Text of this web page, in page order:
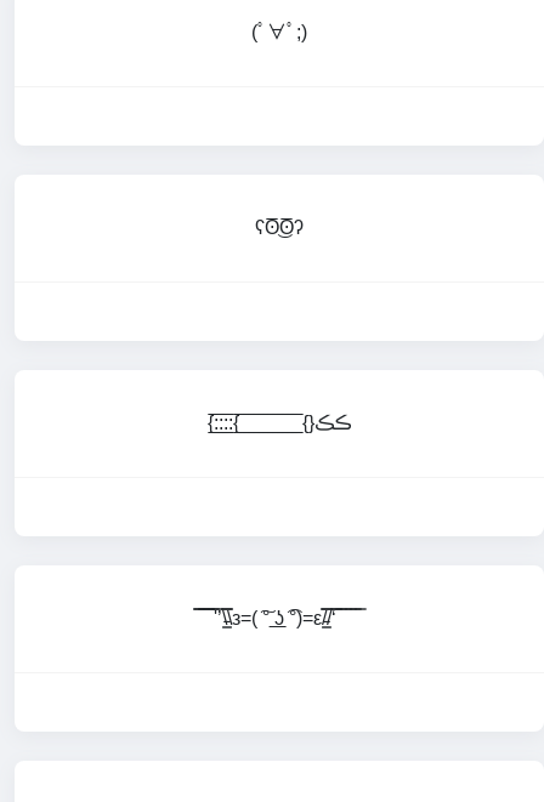
(ﾟ∀ﾟ;)
ʕʘ̅͜ʘ̅ʔ
{:̲̅:̲̅:̲̅:̲̅{ ̲̅ ̲̅ ̲̅ ̲̅ ̲̅ ̲̅ ̲̅ ̲̅ ̲̅ ̲̅ ̲̅ ̲̅ ̲̅{}ڪڪ
̿̿ ̿̿ ̿̿ ̿'̿’\̵͇̿̿\з=( ͠° ͟ʖ ͡°)=ε/̵͇̿̿/‘̿̿ ̿ ̿ ̿ ̿ ̿